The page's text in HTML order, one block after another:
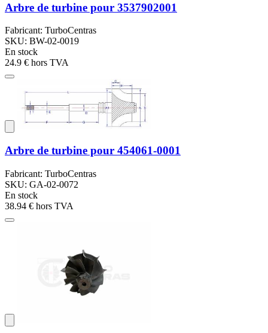
Arbre de turbine pour 3537902001
Fabricant: TurboCentras
SKU: BW-02-0019
En stock
24.9 € hors TVA
Arbre de turbine pour 454061-0001
Fabricant: TurboCentras
SKU: GA-02-0072
En stock
38.94 € hors TVA